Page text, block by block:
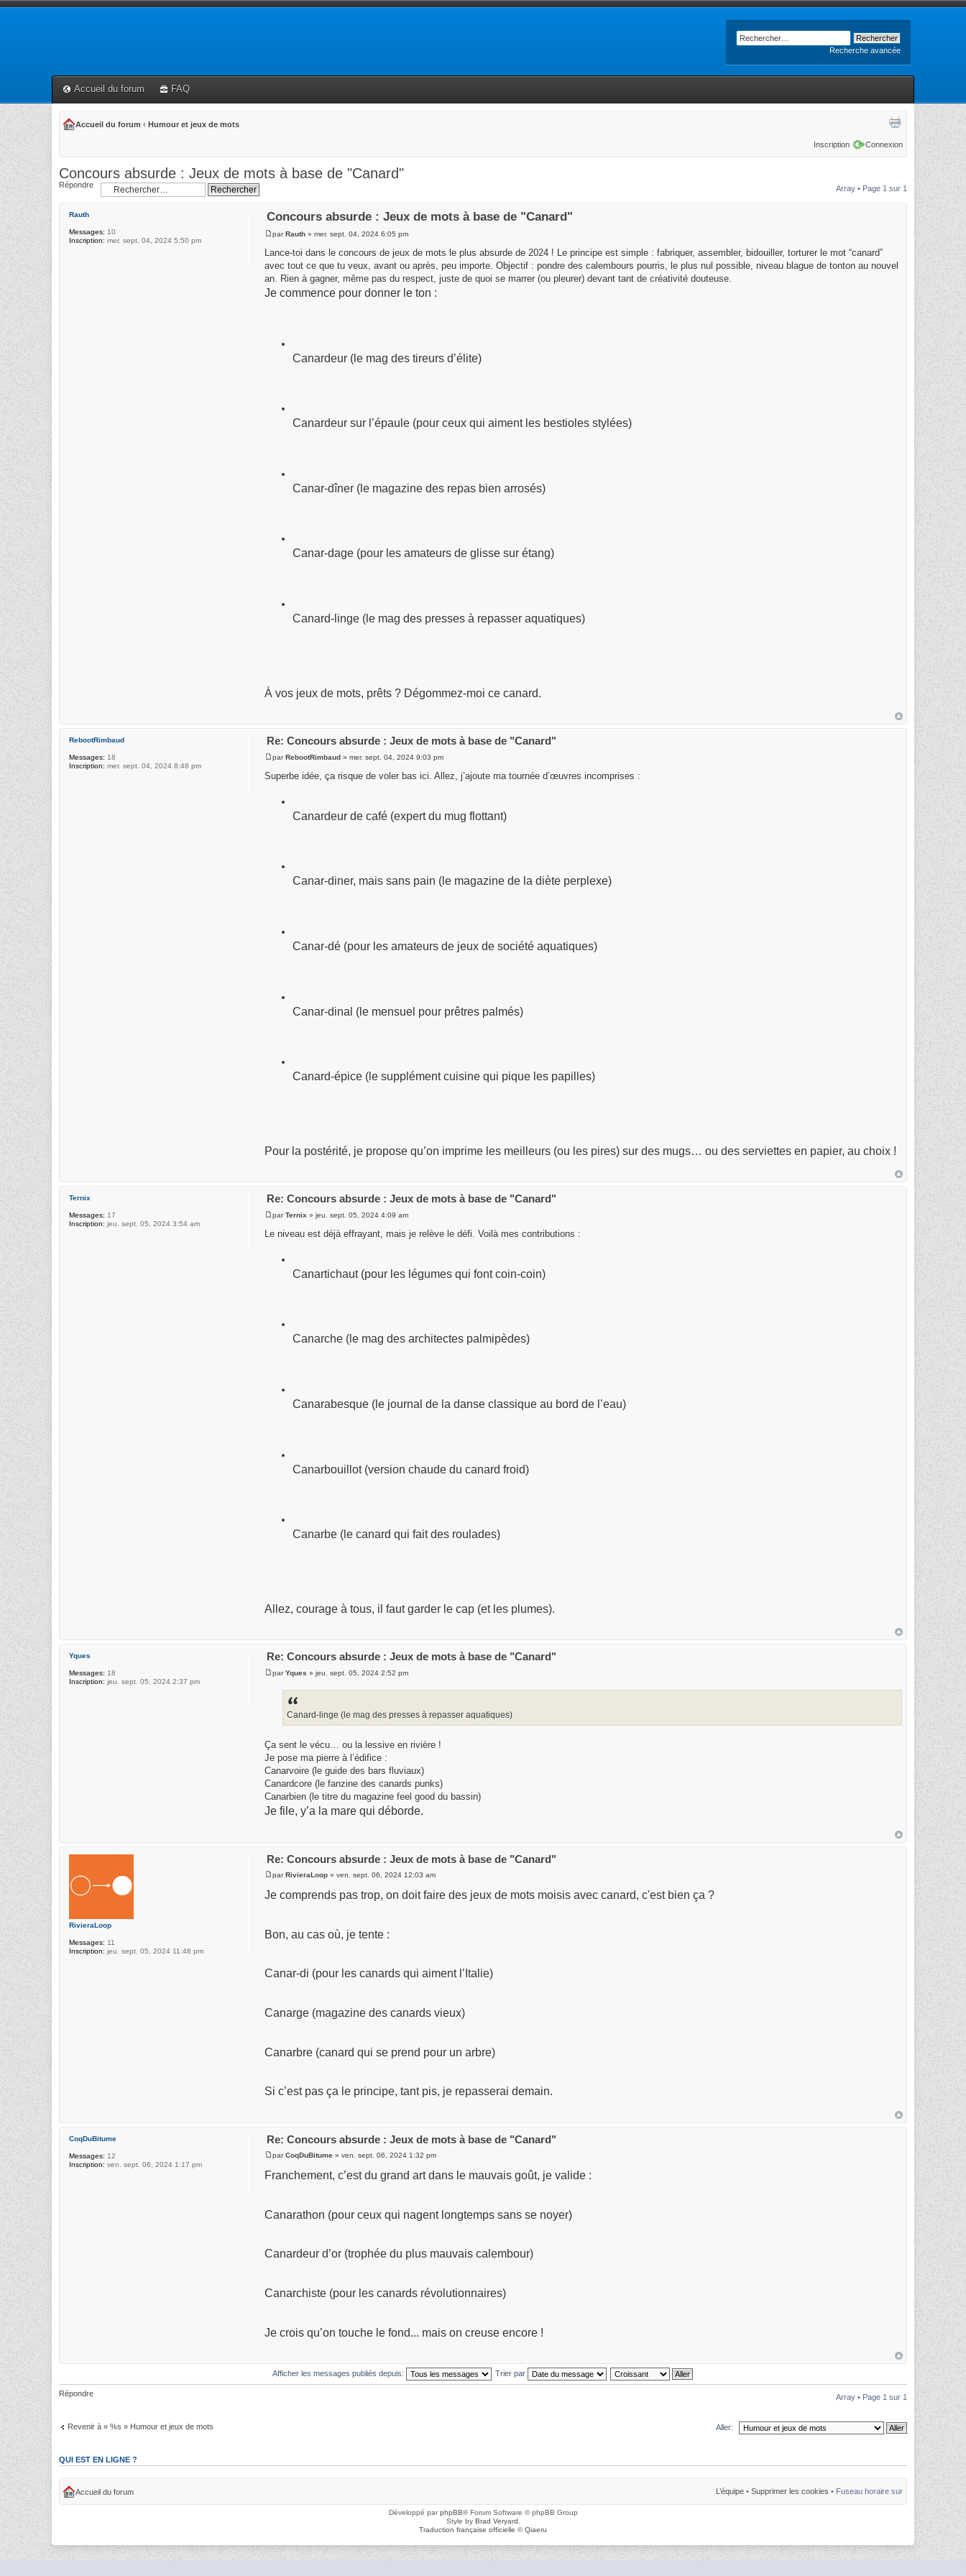
Recherche avancée
Accueil du forum FAQ
Accueil du forum ‹ Humour et jeux de mots
Inscription Connexion
Concours absurde : Jeux de mots à base de "Canard"
Répondre Array • Page 1 sur 1
Concours absurde : Jeux de mots à base de "Canard"
parRauth » mer. sept. 04, 2024 6:05 pm
Lance-toi dans le concours de jeux de mots le plus absurde de 2024 ! Le principe est simple : fabriquer, assembler, bidouiller, torturer le mot “canard”
avec tout ce que tu veux, avant ou après, peu importe. Objectif : pondre des calembours pourris, le plus nul possible, niveau blague de tonton au nouvel
an. Rien à gagner, même pas du respect, juste de quoi se marrer (ou pleurer) devant tant de créativité douteuse.
Je commence pour donner le ton :
Canardeur (le mag des tireurs d’élite)
Canardeur sur l’épaule (pour ceux qui aiment les bestioles stylées)
Canar-dîner (le magazine des repas bien arrosés)
Canar-dage (pour les amateurs de glisse sur étang)
Canard-linge (le mag des presses à repasser aquatiques)
À vos jeux de mots, prêts ? Dégommez-moi ce canard.
Rauth
Messages: 10
Inscription: mer. sept. 04, 2024 5:50 pm
Re: Concours absurde : Jeux de mots à base de "Canard"
parRebootRimbaud » mer. sept. 04, 2024 9:03 pm
Superbe idée, ça risque de voler bas ici. Allez, j’ajoute ma tournée d’œuvres incomprises :
Canardeur de café (expert du mug flottant)
Canar-diner, mais sans pain (le magazine de la diète perplexe)
Canar-dé (pour les amateurs de jeux de société aquatiques)
Canar-dinal (le mensuel pour prêtres palmés)
Canard-épice (le supplément cuisine qui pique les papilles)
Pour la postérité, je propose qu’on imprime les meilleurs (ou les pires) sur des mugs… ou des serviettes en papier, au choix !
RebootRimbaud
Messages: 18
Inscription: mer. sept. 04, 2024 8:48 pm
Re: Concours absurde : Jeux de mots à base de "Canard"
parTernix » jeu. sept. 05, 2024 4:09 am
Le niveau est déjà effrayant, mais je relève le défi. Voilà mes contributions :
Canartichaut (pour les légumes qui font coin-coin)
Canarche (le mag des architectes palmipèdes)
Canarabesque (le journal de la danse classique au bord de l’eau)
Canarbouillot (version chaude du canard froid)
Canarbe (le canard qui fait des roulades)
Allez, courage à tous, il faut garder le cap (et les plumes).
Ternix
Messages: 17
Inscription: jeu. sept. 05, 2024 3:54 am
Re: Concours absurde : Jeux de mots à base de "Canard"
parYques » jeu. sept. 05, 2024 2:52 pm
Canard-linge (le mag des presses à repasser aquatiques)
Ça sent le vécu… ou la lessive en rivière !
Je pose ma pierre à l’édifice :
Canarvoire (le guide des bars fluviaux)
Canardcore (le fanzine des canards punks)
Canarbien (le titre du magazine feel good du bassin)
Je file, y’a la mare qui déborde.
Yques
Messages: 18
Inscription: jeu. sept. 05, 2024 2:37 pm
Re: Concours absurde : Jeux de mots à base de "Canard"
parRivieraLoop » ven. sept. 06, 2024 12:03 am
Je comprends pas trop, on doit faire des jeux de mots moisis avec canard, c'est bien ça ?
Bon, au cas où, je tente :
Canar-di (pour les canards qui aiment l’Italie)
Canarge (magazine des canards vieux)
Canarbre (canard qui se prend pour un arbre)
Si c’est pas ça le principe, tant pis, je repasserai demain.
RivieraLoop
Messages: 11
Inscription: jeu. sept. 05, 2024 11:48 pm
Re: Concours absurde : Jeux de mots à base de "Canard"
parCoqDuBitume » ven. sept. 06, 2024 1:32 pm
Franchement, c’est du grand art dans le mauvais goût, je valide :
Canarathon (pour ceux qui nagent longtemps sans se noyer)
Canardeur d’or (trophée du plus mauvais calembour)
Canarchiste (pour les canards révolutionnaires)
Je crois qu’on touche le fond... mais on creuse encore !
CoqDuBitume
Messages: 12
Inscription: ven. sept. 06, 2024 1:17 pm
Afficher les messages publiés depuis: Trier par
Répondre Array • Page 1 sur 1
Revenir à « %s » Humour et jeux de mots Aller:
QUI EST EN LIGNE ?
Accueil du forum L’équipe • Supprimer les cookies • Fuseau horaire sur
Développé parphpBB® Forum Software © phpBB Group
Style by Brad Veryard
Traduction française officielle ©Qiaeru